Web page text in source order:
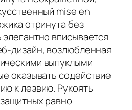
mise en
отринута без
вписывается
дизайн, возлюбленная
выпуклыми
оказывать содействие
к лезвию. Рукоять
равно